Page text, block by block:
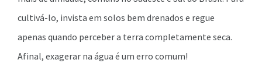
cultivá-lo, invista em solos bem drenados e regue
apenas quando perceber a terra completamente seca.
Afinal, exagerar na água é um erro comum!